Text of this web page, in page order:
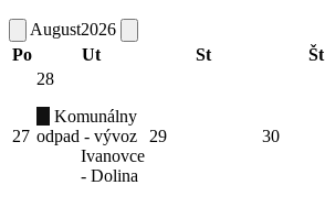
August2026
Po
Ut St Št
27
28
Komunálny
odpad - vývoz
Ivanovce
- Dolina
29 30